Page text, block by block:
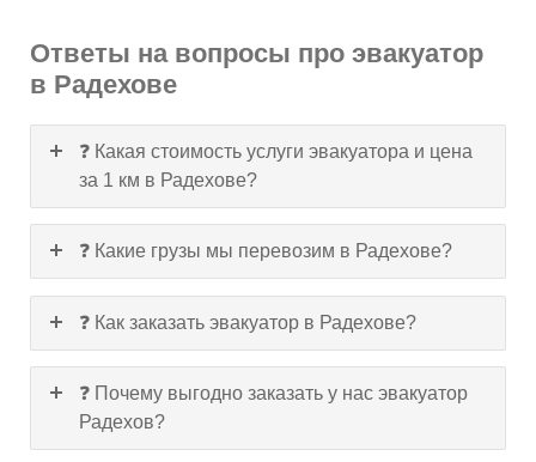
Ответы на вопросы про эвакуатор
в Радехове
❓ Какая стоимость услуги эвакуатора и цена
за 1 км в Радехове?
❓ Какие грузы мы перевозим в Радехове?
❓ Как заказать эвакуатор в Радехове?
❓ Почему выгодно заказать у нас эвакуатор
Радехов?